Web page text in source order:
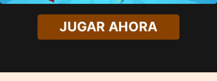
JUGAR AHORA